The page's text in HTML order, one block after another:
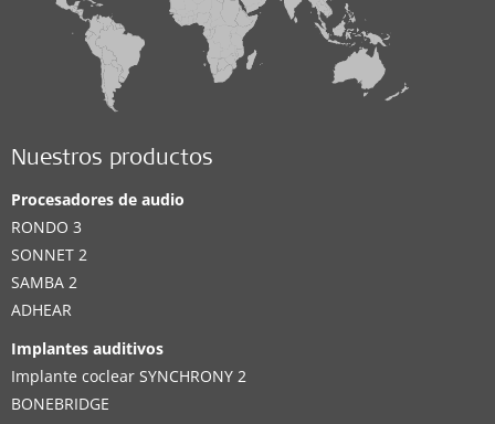
Nuestros productos
Procesadores de audio
RONDO 3
SONNET 2
SAMBA 2
ADHEAR
Implantes auditivos
Implante coclear SYNCHRONY 2
BONEBRIDGE